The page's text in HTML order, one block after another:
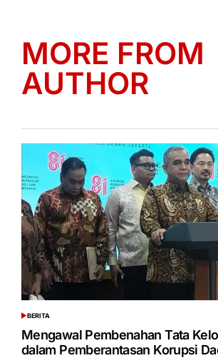
MORE FROM
AUTHOR
POSTED
IN
BERITA
Mengawal Pembenahan Tata
dalam Pemberantasan Korupsi